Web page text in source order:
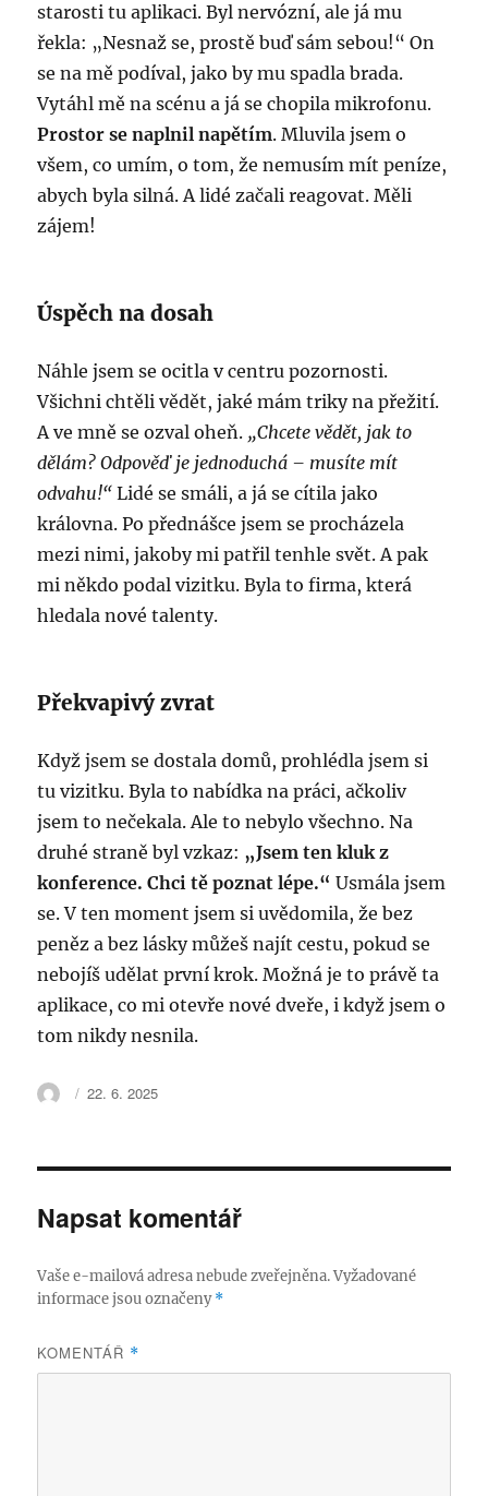
starosti tu aplikaci. Byl nervózní, ale já mu
řekla: „Nesnaž se, prostě buď sám sebou!“ On
se na mě podíval, jako by mu spadla brada.
Vytáhl mě na scénu a já se chopila mikrofonu.
Prostor se naplnil napětím. Mluvila jsem o
všem, co umím, o tom, že nemusím mít peníze,
abych byla silná. A lidé začali reagovat. Měli
zájem!
Úspěch na dosah
Náhle jsem se ocitla v centru pozornosti.
Všichni chtěli vědět, jaké mám triky na přežití.
A ve mně se ozval oheň. „Chcete vědět, jak to
dělám? Odpověď je jednoduchá – musíte mít
odvahu!“ Lidé se smáli, a já se cítila jako
královna. Po přednášce jsem se procházela
mezi nimi, jakoby mi patřil tenhle svět. A pak
mi někdo podal vizitku. Byla to firma, která
hledala nové talenty.
Překvapivý zvrat
Když jsem se dostala domů, prohlédla jsem si
tu vizitku. Byla to nabídka na práci, ačkoliv
jsem to nečekala. Ale to nebylo všechno. Na
druhé straně byl vzkaz: „Jsem ten kluk z
konference. Chci tě poznat lépe.“ Usmála jsem
se. V ten moment jsem si uvědomila, že bez
peněz a bez lásky můžeš najít cestu, pokud se
nebojíš udělat první krok. Možná je to právě ta
aplikace, co mi otevře nové dveře, i když jsem o
tom nikdy nesnila.
Autor:
Publikováno:
22. 6. 2025
Napsat komentář
Vaše e-mailová adresa nebude zveřejněna. Vyžadované
informace jsou označeny*
KOMENTÁŘ *